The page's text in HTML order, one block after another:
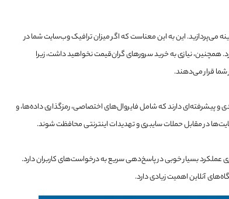
می‌پردازید. این به این معناست که اگر میزان ترافیک وب‌سایت شما در
نیازی به خرید سرورهای گران‌قیمت نخواهید داشت، زیرا
شما قرار می‌دهند.
و پیشرفته‌ای دارند که شامل فایروال‌های اختصاصی، رمزگذاری داده‌ها، و
عملکرد بسیار خوبی در پاسخ‌دهی سریع به درخواست‌های کاربران دارد.
آنلاین اهمیت زیادی دارد.